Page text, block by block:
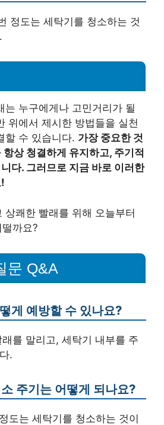
정도는 세탁기를 청소하는 것
는 누구에게나 고민거리가 될
위에서 제시한 방법들을 실천
할 수 있습니다. 가장 중요한 것
상 청결하게 유지하고, 주기적
다. 그러므로 지금 바로 이러한
상쾌한 빨래를 위해 오늘부터
까요?
문 Q&A
게 예방할 수 있나요?
를 말리고, 세탁기 내부를 주
.
주기는 어떻게 되나요?
도는 세탁기를 청소하는 것이